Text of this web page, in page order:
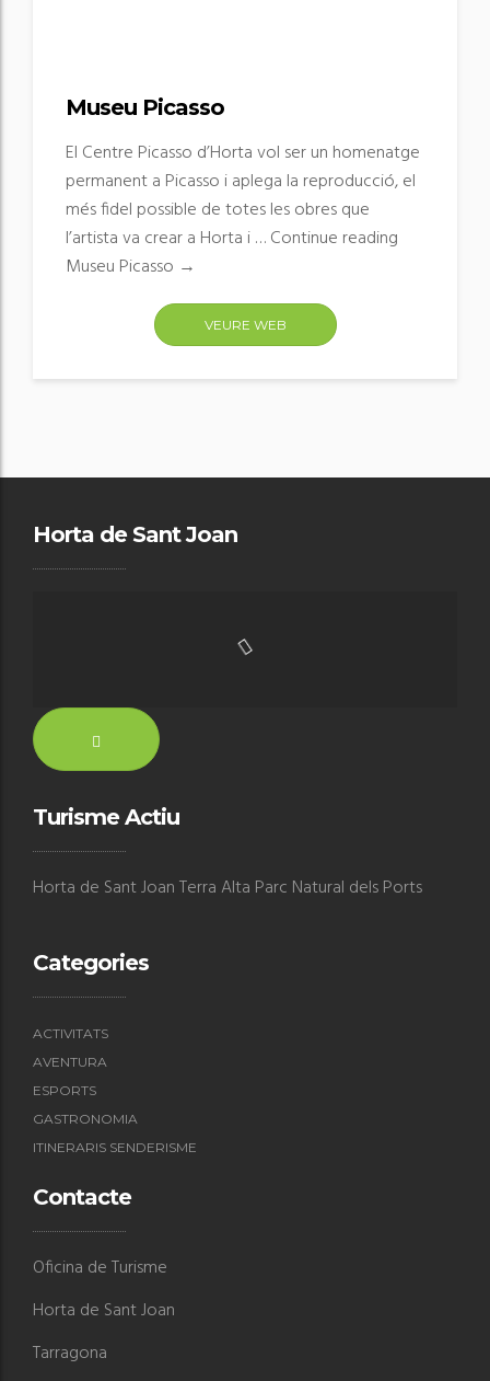
Museu Picasso
El Centre Picasso d’Horta vol ser un homenatge
permanent a Picasso i aplega la reproducció, el
més fidel possible de totes les obres que
l’artista va crear a Horta i … Continue reading
Museu Picasso →
VEURE WEB
Horta de Sant Joan
Turisme Actiu
Horta de Sant Joan Terra Alta Parc Natural dels Ports
Categories
ACTIVITATS
AVENTURA
ESPORTS
GASTRONOMIA
ITINERARIS SENDERISME
Contacte
Oficina de Turisme
Horta de Sant Joan
Tarragona